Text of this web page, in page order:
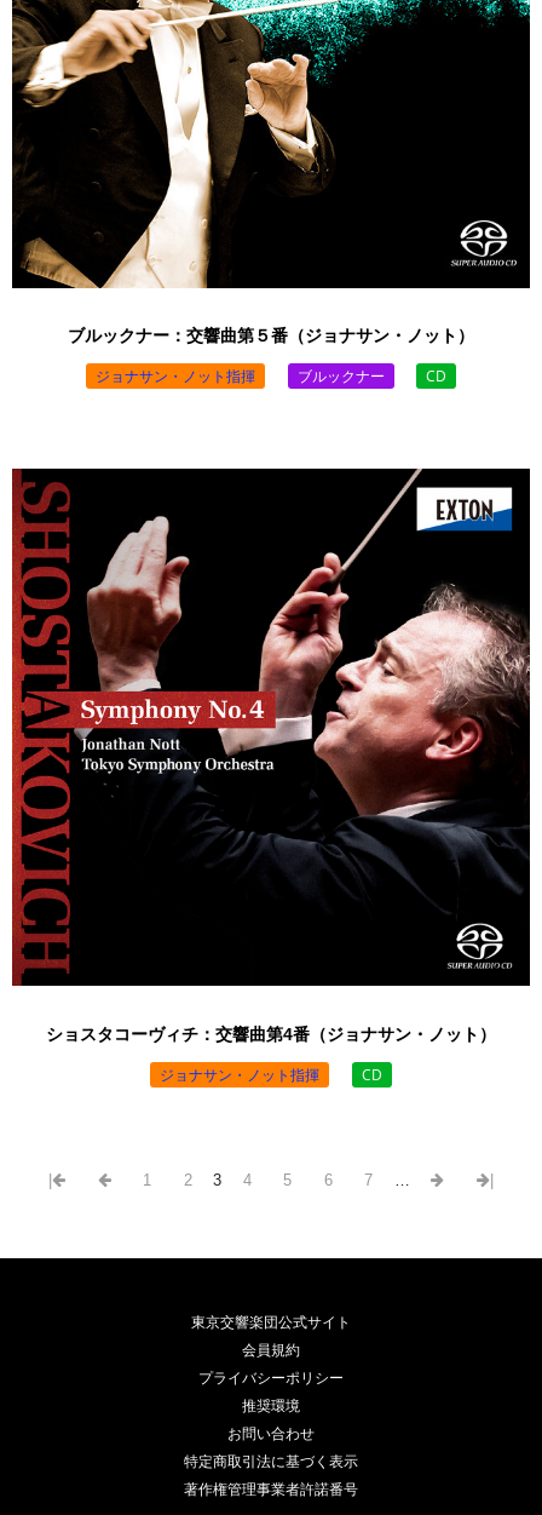
ブルックナー：交響曲第５番（ジョナサン・ノット）
ジョナサン・ノット指揮 ブルックナー
CD
ショスタコーヴィチ：交響曲第4番（ジョナサン・ノット）
ジョナサン・ノット指揮
CD
| 1 2 3 4 5 6 7 |
東京交響楽団公式サイト
会員規約
プライバシーポリシー
推奨環境
お問い合わせ
特定商取引法に基づく表示
著作権管理事業者許諾番号